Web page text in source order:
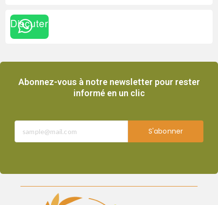
Discuter
Abonnez-vous à notre newsletter pour rester
informé en un clic
S'abonner